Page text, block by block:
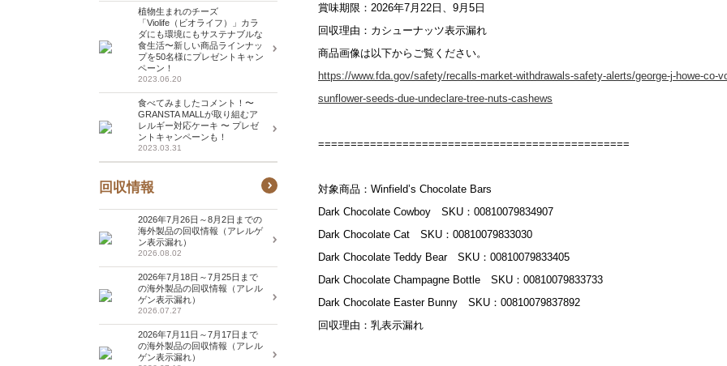
賞味期限：2026年7月22日、9月5日
回収理由：カシューナッツ表示漏れ
商品画像は以下からご覧ください。
https://www.fda.gov/safety/recalls-market-withdrawals-safety-alerts/george-j-howe-co-
sunflower-seeds-due-undeclare-tree-nuts-cashews
================================================
対象商品：Winfield’s Chocolate Bars
Dark Chocolate Cowboy SKU：00810079834907
Dark Chocolate Cat SKU：00810079833030
Dark Chocolate Teddy Bear SKU：00810079833405
Dark Chocolate Champagne Bottle SKU：00810079833733
Dark Chocolate Easter Bunny SKU：00810079837892
回収理由：乳表示漏れ
植物生まれのチーズ
「Violife（ビオライフ）」カラ
ダにも環境にもサステナブルな
食生活〜新しい商品ラインナッ
プを50名様にプレゼントキャン
ペーン！
2023.06.20
食べてみましたコメント！〜
GRANSTA MALLが取り組むア
レルギー対応ケーキ 〜 プレゼ
ントキャンペーンも！
2023.03.31
回収情報
2026年7月26日～8月2日までの
海外製品の回収情報（アレルゲ
ン表示漏れ）
2026.08.02
2026年7月18日～7月25日まで
の海外製品の回収情報（アレル
ゲン表示漏れ）
2026.07.27
2026年7月11日～7月17日まで
の海外製品の回収情報（アレル
ゲン表示漏れ）